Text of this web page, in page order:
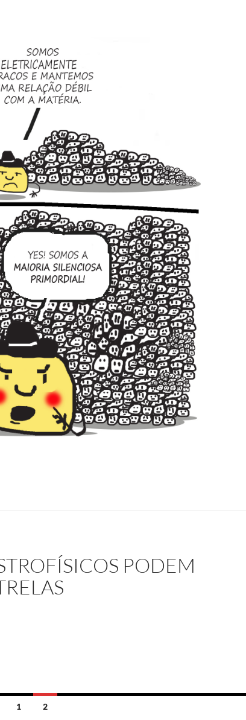
PODEM
os neutrinos astrofísicos podem nos dizer sobre as estrelas
1 2